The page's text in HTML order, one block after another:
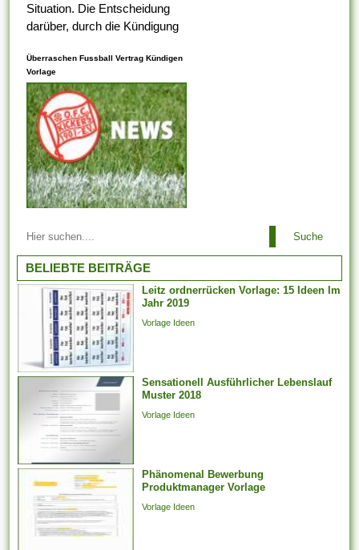
Situation. Die Entscheidung
darüber, durch die Kündigung
ungerecht ist , alternativ nicht,
liegt bei dem
Arbeitsaufsichtsbeamten oder
vom Ermessen des...
Überraschen Fussball Vertrag Kündigen
Vorlage
Arbeitgeber ist es es
untersagt, irgendeinen
Arbeitnehmer zu entlassen,
der aufgrund der Teilnahme an
Arbeitstreffen und der Layout
von Arbeitsforderungen
darüber hinaus -
verhandlungen, deren
Jahresabschluss noch
aussteht, bei weitem nicht
weiter arbeiten
möglicherweise. Er kann...
Suche
BELIEBTE BEITRÄGE
Leitz ordnerrücken Vorlage: 15 Ideen Im
Jahr 2019
Vorlage Ideen
Sensationell Ausführlicher Lebenslauf
Muster 2018
Vorlage Ideen
Phänomenal Bewerbung
Produktmanager Vorlage
Vorlage Ideen